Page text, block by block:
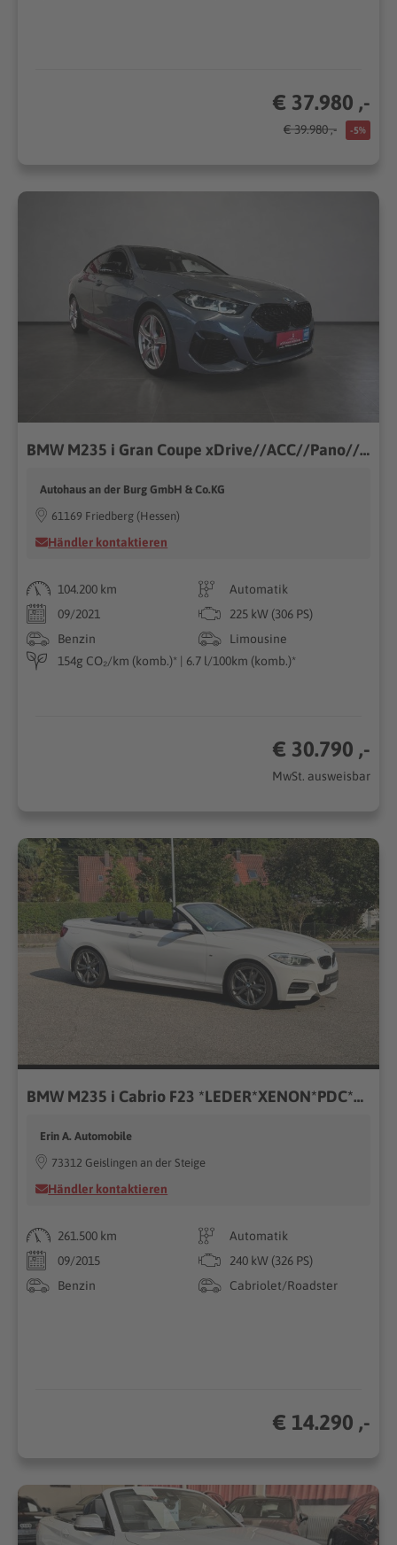
€ 37.980 ,-
€ 39.980 ,- -5%
BMW M235 i Gran Coupe xDrive//ACC//Pano//Keyless
Autohaus an der Burg GmbH & Co.KG
61169 Friedberg (Hessen)
Händler kontaktieren
104.200 km
Automatik
09/2021
225 kW (306 PS)
Benzin
Limousine
154g CO₂/km (komb.)* | 6.7 l/100km (komb.)*
€ 30.790 ,-
MwSt. ausweisbar
BMW M235 i Cabrio F23 *LEDER*XENON*PDC*TOP*
Erin A. Automobile
73312 Geislingen an der Steige
Händler kontaktieren
261.500 km
Automatik
09/2015
240 kW (326 PS)
Benzin
Cabriolet/Roadster
€ 14.290 ,-